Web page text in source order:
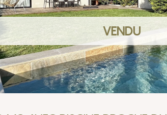
VENDU